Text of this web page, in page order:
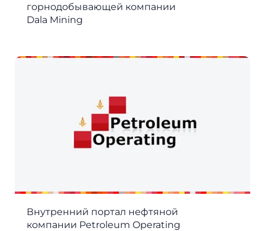
горнодобывающей компании
Dala Mining
Внутренний портал нефтяной
компании Petroleum Operating